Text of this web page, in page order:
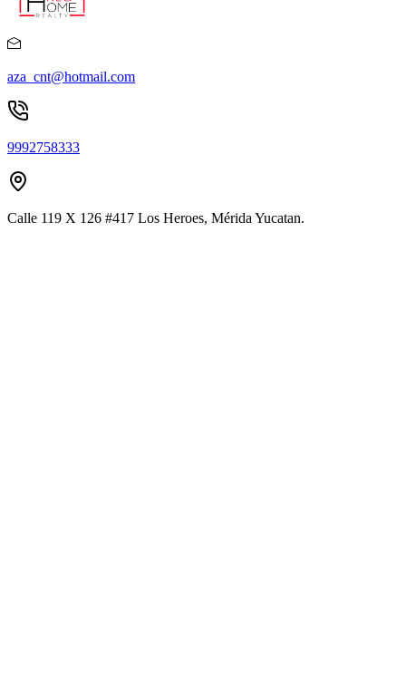
aza_cnt@hotmail.com
9992758333
Calle 119 X 126 #417 Los Heroes, Mérida Yucatan.